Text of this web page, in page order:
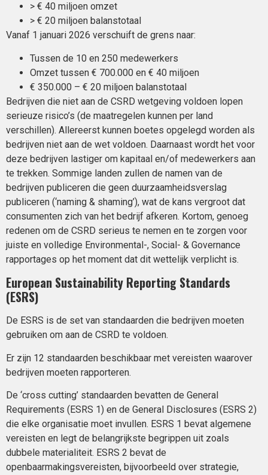
> € 40 miljoen omzet
> € 20 miljoen balanstotaal
Vanaf 1 januari 2026 verschuift de grens naar:
Tussen de 10 en 250 medewerkers
Omzet tussen € 700.000 en € 40 miljoen
€ 350.000 – € 20 miljoen balanstotaal
Bedrijven die niet aan de CSRD wetgeving voldoen lopen
serieuze risico’s (de maatregelen kunnen per land
verschillen). Allereerst kunnen boetes opgelegd worden als
bedrijven niet aan de wet voldoen. Daarnaast wordt het voor
deze bedrijven lastiger om kapitaal en/of medewerkers aan
te trekken. Sommige landen zullen de namen van de
bedrijven publiceren die geen duurzaamheidsverslag
publiceren (‘naming & shaming’), wat de kans vergroot dat
consumenten zich van het bedrijf afkeren. Kortom, genoeg
redenen om de CSRD serieus te nemen en te zorgen voor
juiste en volledige Environmental-, Social- & Governance
rapportages op het moment dat dit wettelijk verplicht is.
European Sustainability Reporting Standards
(ESRS)
De ESRS is de set van standaarden die bedrijven moeten
gebruiken om aan de CSRD te voldoen.
Er zijn 12 standaarden beschikbaar met vereisten waarover
bedrijven moeten rapporteren.
De ‘cross cutting’ standaarden bevatten de General
Requirements (ESRS 1) en de General Disclosures (ESRS 2)
die elke organisatie moet invullen. ESRS 1 bevat algemene
vereisten en legt de belangrijkste begrippen uit zoals
dubbele materialiteit. ESRS 2 bevat de
openbaarmakingsvereisten, bijvoorbeeld over strategie,